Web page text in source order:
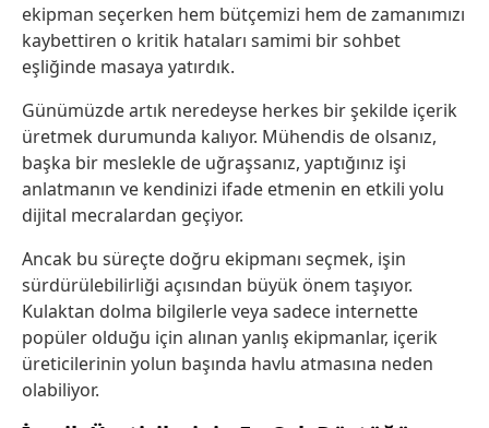
ekipman seçerken hem bütçemizi hem de zamanımızı
kaybettiren o kritik hataları samimi bir sohbet
eşliğinde masaya yatırdık.
Günümüzde artık neredeyse herkes bir şekilde içerik
üretmek durumunda kalıyor. Mühendis de olsanız,
başka bir meslekle de uğraşsanız, yaptığınız işi
anlatmanın ve kendinizi ifade etmenin en etkili yolu
dijital mecralardan geçiyor.
Ancak bu süreçte doğru ekipmanı seçmek, işin
sürdürülebilirliği açısından büyük önem taşıyor.
Kulaktan dolma bilgilerle veya sadece internette
popüler olduğu için alınan yanlış ekipmanlar, içerik
üreticilerinin yolun başında havlu atmasına neden
olabiliyor.